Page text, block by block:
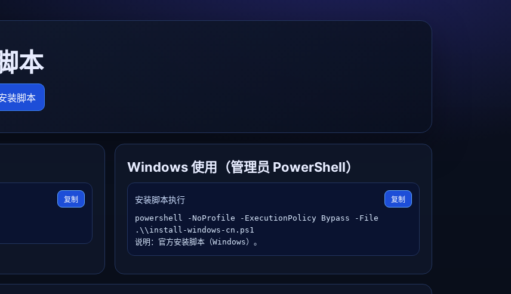
本
装脚本
复制
Windows 使用（管理员 PowerShell）
安装脚本执行 复制
powershell -NoProfile -ExecutionPolicy Bypass -File
.\\install-windows-cn.ps1
说明：官方安装脚本（Windows）。